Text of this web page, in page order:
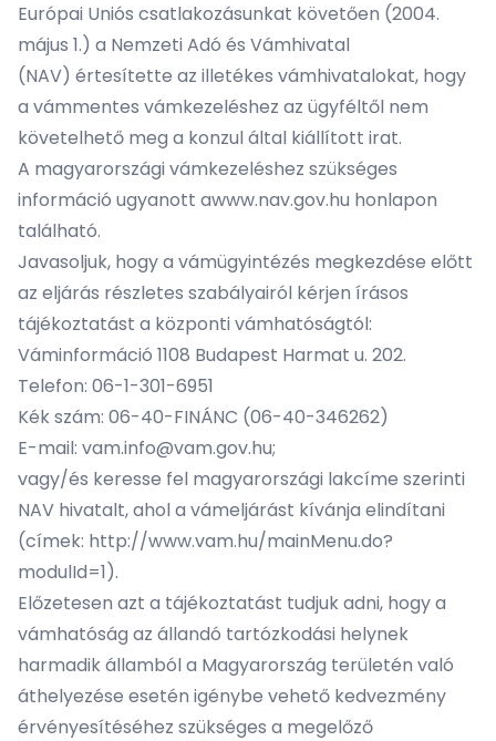
Európai Uniós csatlakozásunkat követően (2004.
május 1.) a Nemzeti Adó és Vámhivatal
(NAV) értesítette az illetékes vámhivatalokat, hogy
a vámmentes vámkezeléshez az ügyféltől nem
követelhető meg a konzul által kiállított irat.
A magyarországi vámkezeléshez szükséges
információ ugyanott awww.nav.gov.hu honlapon
található.
Javasoljuk, hogy a vámügyintézés megkezdése előtt
az eljárás részletes szabályairól kérjen írásos
tájékoztatást a központi vámhatóságtól:
Váminformáció 1108 Budapest Harmat u. 202.
Telefon: 06-1-301-6951
Kék szám: 06-40-FINÁNC (06-40-346262)
E-mail: vam.info@vam.gov.hu;
vagy/és keresse fel magyarországi lakcíme szerinti
NAV hivatalt, ahol a vámeljárást kívánja elindítani
(címek: http://www.vam.hu/mainMenu.do?
modulId=1).
Előzetesen azt a tájékoztatást tudjuk adni, hogy a
vámhatóság az állandó tartózkodási helynek
harmadik államból a Magyarország területén való
áthelyezése esetén igénybe vehető kedvezmény
érvényesítéséhez szükséges a megelőző